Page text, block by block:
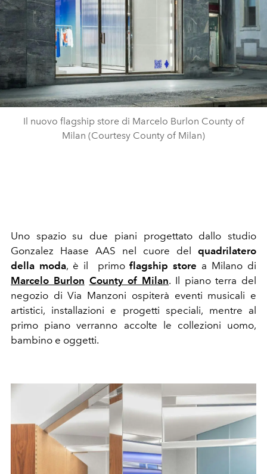
Il nuovo flagship store di Marcelo Burlon County of
Milan (Courtesy County of Milan)
Uno spazio su due piani progettato dallo studio
Gonzalez Haase AAS nel cuore del quadrilatero
della moda, è il primoflagship store a Milano di
Marcelo Burlon County of Milan. Il piano terra del
negozio di Via Manzoni ospiterà eventi musicali e
artistici, installazioni e progetti speciali, mentre al
primo piano verranno accolte le collezioni uomo,
bambino e oggetti.